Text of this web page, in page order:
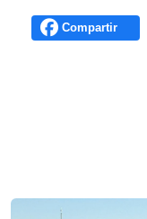
Compartir